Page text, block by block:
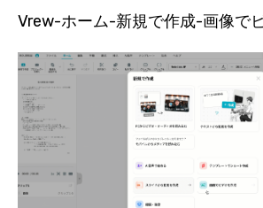
Vrew-ホーム-新規で作成-画像で